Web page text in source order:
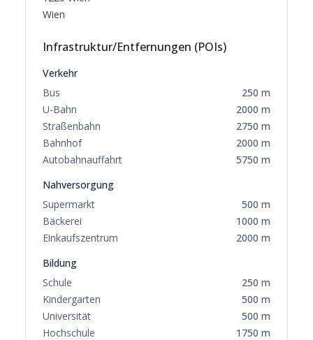
Wien
Infrastruktur/Entfernungen (POIs)
Verkehr
Bus
250 m
U-Bahn
2000 m
Straßenbahn
2750 m
Bahnhof
2000 m
Autobahnauffahrt
5750 m
Nahversorgung
Supermarkt
500 m
Bäckerei
1000 m
Einkaufszentrum
2000 m
Bildung
Schule
250 m
Kindergarten
500 m
Universität
500 m
Hochschule
1750 m